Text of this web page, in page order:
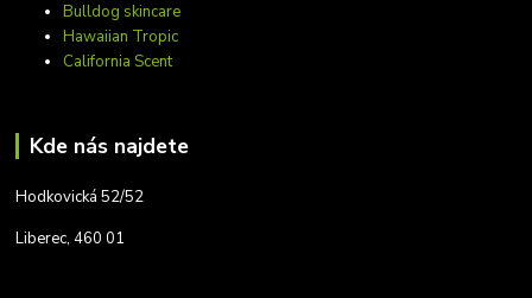
Bulldog skincare
Hawaiian Tropic
California Scent
Kde nás najdete
Hodkovická 52/52
Liberec, 460 01